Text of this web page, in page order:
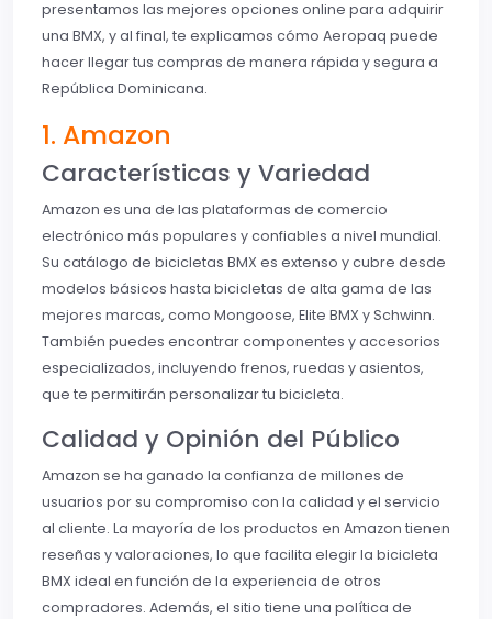
presentamos las mejores opciones online para adquirir
una BMX, y al final, te explicamos cómo Aeropaq puede
hacer llegar tus compras de manera rápida y segura a
República Dominicana.
1. Amazon
Características y Variedad
Amazon es una de las plataformas de comercio
electrónico más populares y confiables a nivel mundial.
Su catálogo de bicicletas BMX es extenso y cubre desde
modelos básicos hasta bicicletas de alta gama de las
mejores marcas, como Mongoose, Elite BMX y Schwinn.
También puedes encontrar componentes y accesorios
especializados, incluyendo frenos, ruedas y asientos,
que te permitirán personalizar tu bicicleta.
Calidad y Opinión del Público
Amazon se ha ganado la confianza de millones de
usuarios por su compromiso con la calidad y el servicio
al cliente. La mayoría de los productos en Amazon tienen
reseñas y valoraciones, lo que facilita elegir la bicicleta
BMX ideal en función de la experiencia de otros
compradores. Además, el sitio tiene una política de